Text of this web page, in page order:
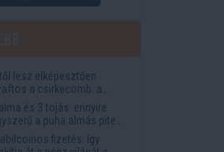
lesz elképesztően
a csirkecomb: a
pác a titok
és 3 tojás: ennyire
a puha almás pite
fizetés: így